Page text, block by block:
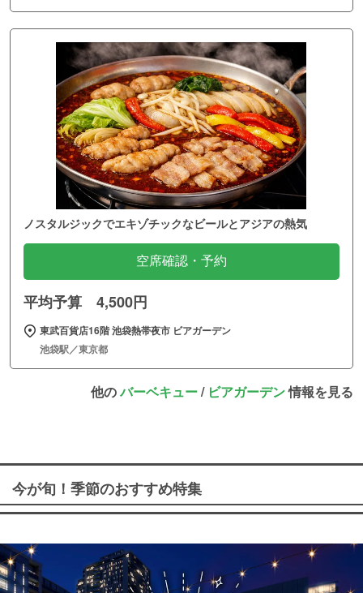
ノスタルジックでエキゾチックなビールとアジアの熱気
空席確認・予約
平均予算 4,500円
東武百貨店16階 池袋熱帯夜市 ビアガーデン
池袋駅／東京都
他のバーベキュー/ ビアガーデン情報を見る
今が旬！季節のおすすめ特集